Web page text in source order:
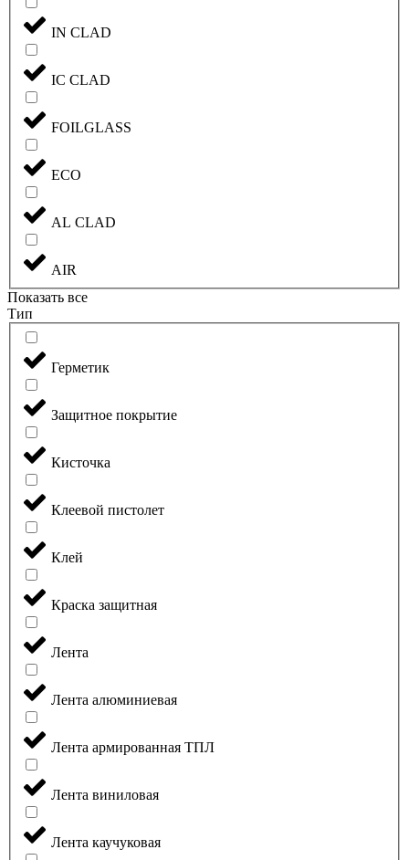
IN CLAD
IC CLAD
FOILGLASS
ECO
AL CLAD
AIR
Показать все
Тип
Герметик
Защитное покрытие
Кисточка
Клеевой пистолет
Клей
Краска защитная
Лента
Лента алюминиевая
Лента армированная ТПЛ
Лента виниловая
Лента каучуковая